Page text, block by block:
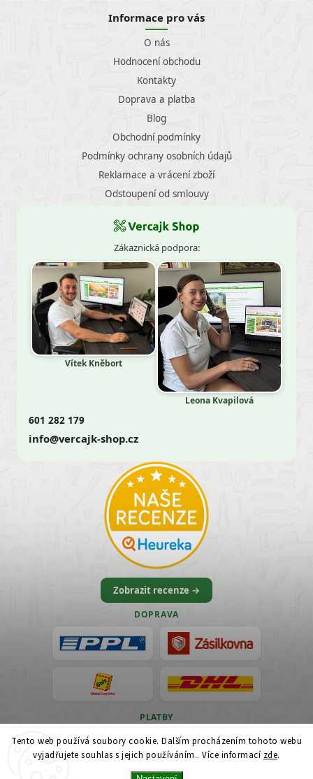
Tento web používá soubory cookie. Dalším procházením tohoto webu
vyjadřujete souhlas s jejich používáním.. Více informací zde.
Informace pro vás
O nás
Hodnocení obchodu
Kontakty
Doprava a platba
Blog
Obchodní podmínky
Podmínky ochrany osobních údajů
Reklamace a vrácení zboží
Odstoupení od smlouvy
Zákaznická podpora:
Vítek Kněbort
Leona Kvapilová
601 282 179
info@vercajk-shop.cz
Zobrazit recenze →
DOPRAVA
PLATBY
VISA